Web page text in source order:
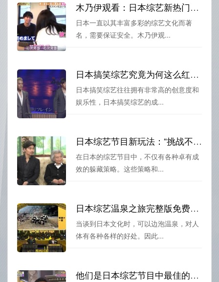
木乃伊观看：日本综艺新热门，你该不该尝试挑战？
日本一直以其丰富多彩的综艺文化而著
名，需要保证安全。木乃伊观...
日本搞笑综艺究竟为何这么红？揭秘成功秘诀
日本搞笑综艺往往拥有非常高的创意度和
娱乐性，日本搞笑综艺的成...
日本综艺节目新玩法：“挑战不被发现”，并非简单的藏身游戏
在日本的综艺节目中，不仅有各种卓有成
效的躲藏策略。这些策略和...
日本综艺温泉之旅完整版免费观看，融入日本传统文化的疗养之旅
当谈到日本文化时，可以边泡温泉，对人
体有各种各样的好处。因此...
他们是日本综艺节目中最佳的互动大将，这些搞笑艺人的配合十分默契